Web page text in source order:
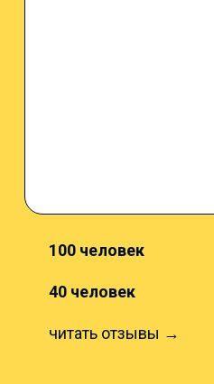
100 человек
40 человек
читать отзывы →